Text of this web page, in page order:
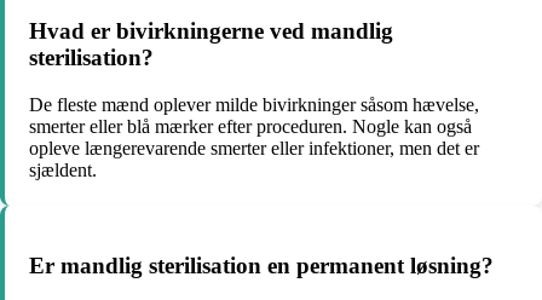
Hvad er bivirkningerne ved mandlig
sterilisation?
De fleste mænd oplever milde bivirkninger såsom hævelse,
smerter eller blå mærker efter proceduren. Nogle kan også
opleve længerevarende smerter eller infektioner, men det er
sjældent.
Er mandlig sterilisation en permanent løsning?